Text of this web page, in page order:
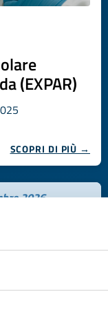
(EXPAR)
SCOPRI DI PIÙ →
2026